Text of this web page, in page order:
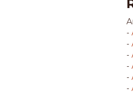
-
-
-
-
-
-